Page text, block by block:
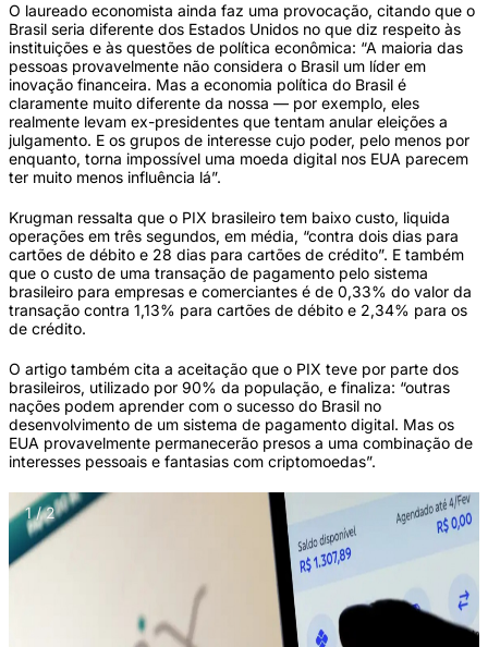
O laureado economista ainda faz uma provocação, citando que o
Brasil seria diferente dos Estados Unidos no que diz respeito às
instituições e às questões de política econômica: “A maioria das
pessoas provavelmente não considera o Brasil um líder em
inovação financeira. Mas a economia política do Brasil é
claramente muito diferente da nossa — por exemplo, eles
realmente levam ex-presidentes que tentam anular eleições a
julgamento. E os grupos de interesse cujo poder, pelo menos por
enquanto, torna impossível uma moeda digital nos EUA parecem
ter muito menos influência lá”.
Krugman ressalta que o PIX brasileiro tem baixo custo, liquida
operações em três segundos, em média, “contra dois dias para
cartões de débito e 28 dias para cartões de crédito”. E também
que o custo de uma transação de pagamento pelo sistema
brasileiro para empresas e comerciantes é de 0,33% do valor da
transação contra 1,13% para cartões de débito e 2,34% para os
de crédito.
O artigo também cita a aceitação que o PIX teve por parte dos
brasileiros, utilizado por 90% da população, e finaliza: “outras
nações podem aprender com o sucesso do Brasil no
desenvolvimento de um sistema de pagamento digital. Mas os
EUA provavelmente permanecerão presos a uma combinação de
interesses pessoais e fantasias com criptomoedas”.
1 / 2